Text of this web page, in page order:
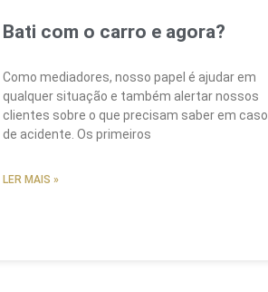
Bati com o carro e agora?
Como mediadores, nosso papel é ajudar em
qualquer situação e também alertar nossos
clientes sobre o que precisam saber em caso
de acidente. Os primeiros
LER MAIS »